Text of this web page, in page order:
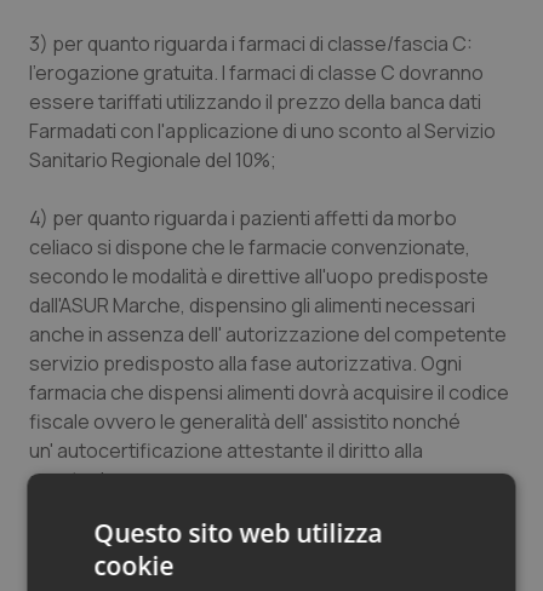
Salute orale & impianti
Sangue & coagulazione
Tumore al seno
Tumore ovarico
Tumori del Polmone & Testa Collo
Tumori gastrointestinali
Ulcera & Reflusso
Vaccini
3) per quanto riguarda i farmaci di classe/fascia C:
l'erogazione gratuita. I farmaci di classe C dovranno
essere tariffati utilizzando il prezzo della banca dati
Farmadati con l'applicazione di uno sconto al Servizio
Sanitario Regionale del 10%;
4) per quanto riguarda i pazienti affetti da morbo
celiaco si dispone che le farmacie convenzionate,
secondo le modalità e direttive all'uopo predisposte
dall'ASUR Marche, dispensino gli alimenti necessari
anche in assenza dell' autorizzazione del competente
servizio predisposto alla fase autorizzativa. Ogni
farmacia che dispensi alimenti dovrà acquisire il codice
fiscale ovvero le generalità dell' assistito nonché
un' autocertificazione attestante il diritto alla
prestazione;
5) si precisa che per quanto riguarda i farmaci di
classe/fascia A, A/PHT e C, dispensati dalle farmacie
Questo sito web utilizza
cookie